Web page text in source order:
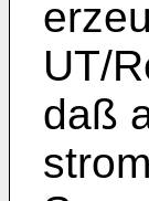
UT/
daß